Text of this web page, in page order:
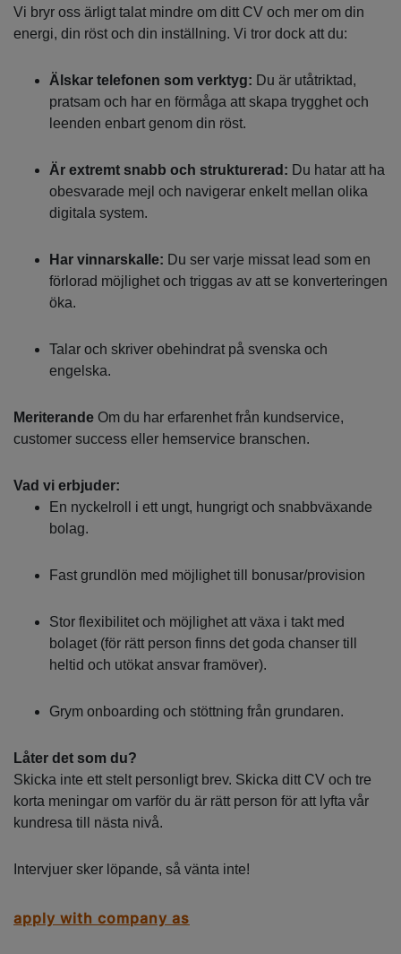
Vi bryr oss ärligt talat mindre om ditt CV och mer om din
energi, din röst och din inställning. Vi tror dock att du:
Älskar telefonen som verktyg: Du är utåtriktad,
pratsam och har en förmåga att skapa trygghet och
leenden enbart genom din röst.
Är extremt snabb och strukturerad: Du hatar att ha
obesvarade mejl och navigerar enkelt mellan olika
digitala system.
Har vinnarskalle: Du ser varje missat lead som en
förlorad möjlighet och triggas av att se konverteringen
öka.
Talar och skriver obehindrat på svenska och
engelska.
Meriterande Om du har erfarenhet från kundservice,
customer success eller hemservice branschen.
Vad vi erbjuder:
En nyckelroll i ett ungt, hungrigt och snabbväxande
bolag.
Fast grundlön med möjlighet till bonusar/provision
Stor flexibilitet och möjlighet att växa i takt med
bolaget (för rätt person finns det goda chanser till
heltid och utökat ansvar framöver).
Grym onboarding och stöttning från grundaren.
Låter det som du?
Skicka inte ett stelt personligt brev. Skicka ditt CV och tre
korta meningar om varför du är rätt person för att lyfta vår
kundresa till nästa nivå.
Intervjuer sker löpande, så vänta inte!
apply with company as